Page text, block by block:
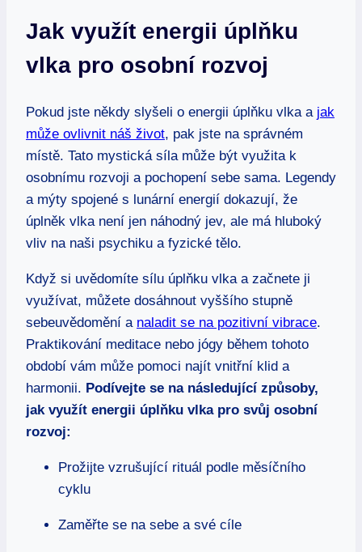
Jak využít energii úplňku
vlka pro osobní rozvoj
Pokud jste někdy slyšeli o energii úplňku vlka a jak
může ovlivnit náš život, pak jste na správném
místě. Tato mystická síla může být využita k
osobnímu rozvoji a pochopení sebe sama. Legendy
a mýty spojené s lunární energií dokazují, že
úplněk vlka není jen náhodný jev, ale má hluboký
vliv na naši psychiku a fyzické tělo.
Když si uvědomíte sílu úplňku vlka a začnete ji
využívat, můžete dosáhnout vyššího stupně
sebeuvědomění a naladit se na pozitivní vibrace.
Praktikování meditace nebo jógy během tohoto
období vám může pomoci najít vnitřní klid a
harmonii. Podívejte se na následující způsoby,
jak využít energii úplňku vlka pro svůj osobní
rozvoj:
Prožijte vzrušující rituál podle měsíčního
cyklu
Zaměřte se na sebe a své cíle